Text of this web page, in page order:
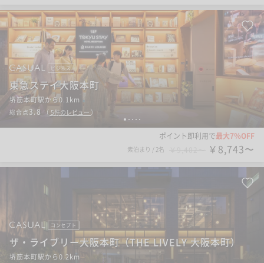
1 2 3 4 5
ビジネス
東急ステイ大阪本町
堺筋本町駅から0.1km
総合点3.8 （ 5件のレビュー ）
ポイント即利用で最大7％OFF
素泊まり / 2名 ￥8,743〜
コンセプト
ザ・ライブリー大阪本町（THE LIVELY 大阪本町）
堺筋本町駅から0.2km